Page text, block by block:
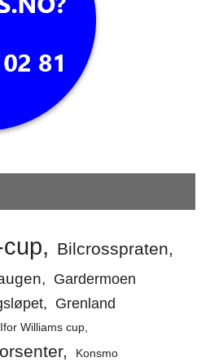
Bilcrosspraten
Gardermoen
Grenland
Ifor Williams cup
Konsmo